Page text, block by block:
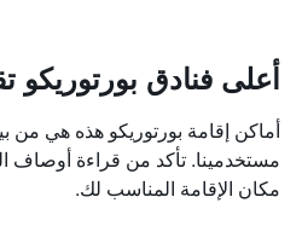
محور
الذي
يعرض
عدد
الأيام
أعلى فنادق بورتوريكو
أماكن إقامة بورتوريكو هذه هي من
مستخدمينا. تأكد من قراءة أوصاف
مكان الإقامة المناسب لك.